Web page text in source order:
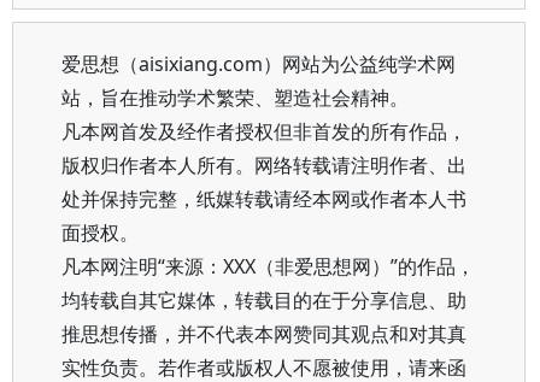
爱思想（aisixiang.com）网站为公益纯学术网
站，旨在推动学术繁荣、塑造社会精神。
凡本网首发及经作者授权但非首发的所有作品，
版权归作者本人所有。网络转载请注明作者、出
处并保持完整，纸媒转载请经本网或作者本人书
面授权。
凡本网注明“来源：XXX（非爱思想网）”的作品，
均转载自其它媒体，转载目的在于分享信息、助
推思想传播，并不代表本网赞同其观点和对其真
实性负责。若作者或版权人不愿被使用，请来函